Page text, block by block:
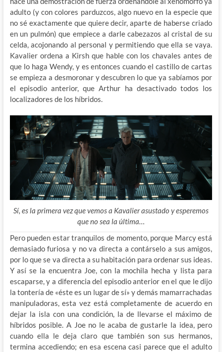
adulto (y con colores parduzcos, algo nuevo en la especie que
no sé exactamente que quiere decir, aparte de haberse criado
en un pulmón) que empiece a darle cabezazos al cristal de su
celda, acojonando al personal y permitiendo que ella se vaya.
Kavalier ordena a Kirsh que hable con los chavales antes de
que lo haga Wendy, y es entonces cuando el castillo de cartas
se empieza a desmoronar y descubren lo que ya sabíamos por
el episodio anterior, que Arthur ha desactivado todos los
localizadores de los híbridos.
Sí, es la primera vez que vemos a Kavalier asustado y esperemos
que no sea la última…
Pero pueden estar tranquilos de momento, porque Marcy está
demasiado furiosa y no va directa a contárselo a sus amigos,
por lo que se va directa a su habitación para ordenar sus ideas.
Y así se la encuentra Joe, con la mochila hecha y lista para
escaparse, y a diferencia del episodio anterior en el que le dijo
la tontería de «éste es un lugar de sí» y demás mamarrachadas
manipuladoras, esta vez está completamente de acuerdo en
dejar la isla con una condición, la de llevarse el máximo de
híbridos posible. A Joe no le acaba de gustarle la idea, pero
cuando ella le deja claro que también son sus hermanos,
termina accediendo; en esa escena casi parece que el adulto